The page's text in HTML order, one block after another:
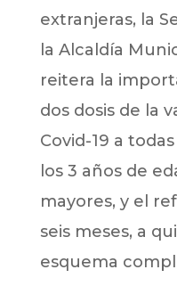
extranjeras, la
la Alcaldía
reitera la
dos dosis de la
Covid-19 a
los 3 años de
mayores, y el
seis meses, a
esquema